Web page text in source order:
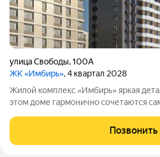
улица Свободы,100А
ЖК «Имбирь», 4 квартал 2028
Жилой комплекс «Имбирь» яркая деталь района Сормово. В
этом доме гармонично сочетаются
комфорта. Всё необходимое
доступности: общественный транспорт,
Позвонить